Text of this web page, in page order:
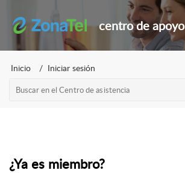
centro de apoyo
Inicio Iniciar sesión
¿Ya es miembro?